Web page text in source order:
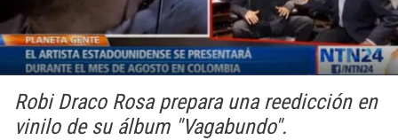
Robi Draco Rosa prepara una reedicción en
vinilo de su álbum "Vagabundo".